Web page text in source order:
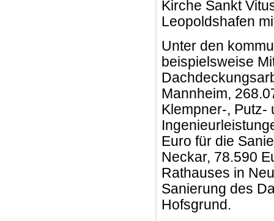
Kirche Sankt
Leopoldshafen
Unter den
beispielsweise
Mannheim,
Klempner-, Putz-
Euro für die
Neckar, 78.590
Rathauses in
Sanierung des
Hofsgrund.